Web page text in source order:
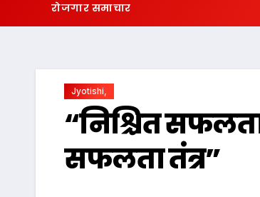
रोजगार समाचार
Jyotishi,
“निश्चित
सफलता तंत्र”